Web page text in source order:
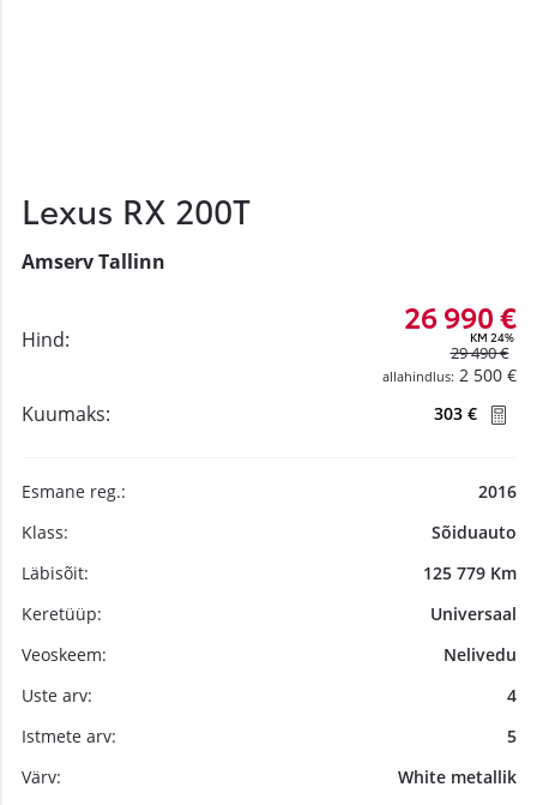
Lexus RX 200T
Amserv Tallinn
Hind:
26 990 €
KM 24%
29 490 €
allahindlus: 2 500 €
Kuumaks: 303 €
Esmane reg.:
2016
Klass:
Sõiduauto
Läbisõit:
125 779 Km
Keretüüp:
Universaal
Veoskeem:
Nelivedu
Uste arv:
4
Istmete arv:
5
Värv:
White metallik